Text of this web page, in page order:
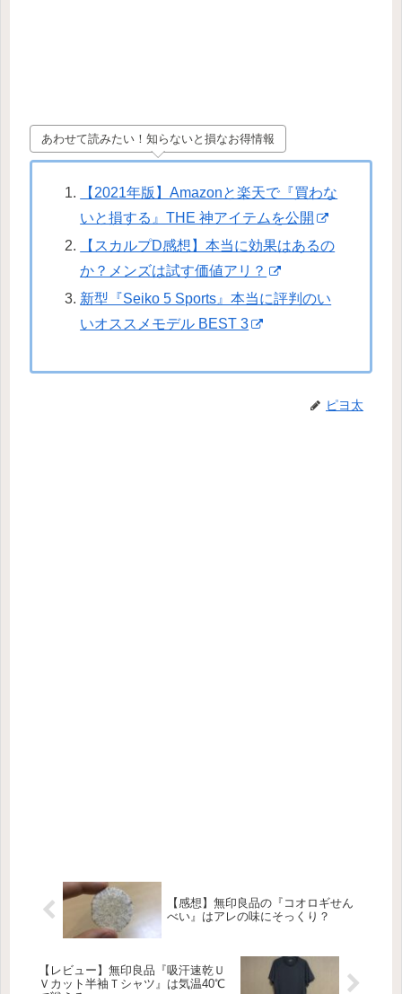
あわせて読みたい！知らないと損なお得情報
【2021年版】Amazonと楽天で『買わな
いと損する』THE 神アイテムを公開
【スカルプD感想】本当に効果はあるの
か？メンズは試す価値アリ？
新型『Seiko 5 Sports』本当に評判のい
いオススメモデル BEST 3
ピヨ太
【感想】無印良品の『コオロギせん
べい』はアレの味にそっくり？
【レビュー】無印良品『吸汗速乾Ｕ
Ｖカット半袖Ｔシャツ』は気温40℃